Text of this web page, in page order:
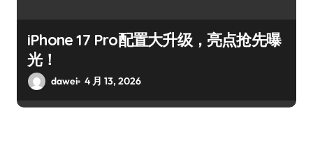
iPhone 17 Pro配置大升级，亮点抢先曝
光！
dawei 4 月 13, 2026